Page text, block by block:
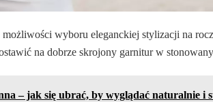
wyboru eleganckiej stylizacji na
na dobrze skrojony garnitur w
– jak się ubrać, by wyglądać naturalnie i